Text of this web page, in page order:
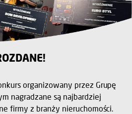
organizowany przez Grupę
nagradzane są najbardziej
firmy z branży nieruchomości.